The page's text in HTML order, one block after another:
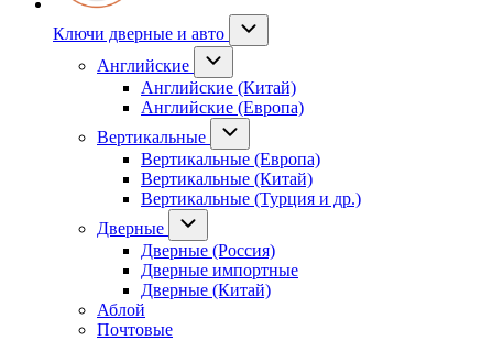
Ключи дверные и авто
Английские
Английские (Китай)
Английские (Европа)
Вертикальные
Вертикальные (Европа)
Вертикальные (Китай)
Вертикальные (Турция и др.)
Дверные
Дверные (Россия)
Дверные импортные
Дверные (Китай)
Аблой
Почтовые